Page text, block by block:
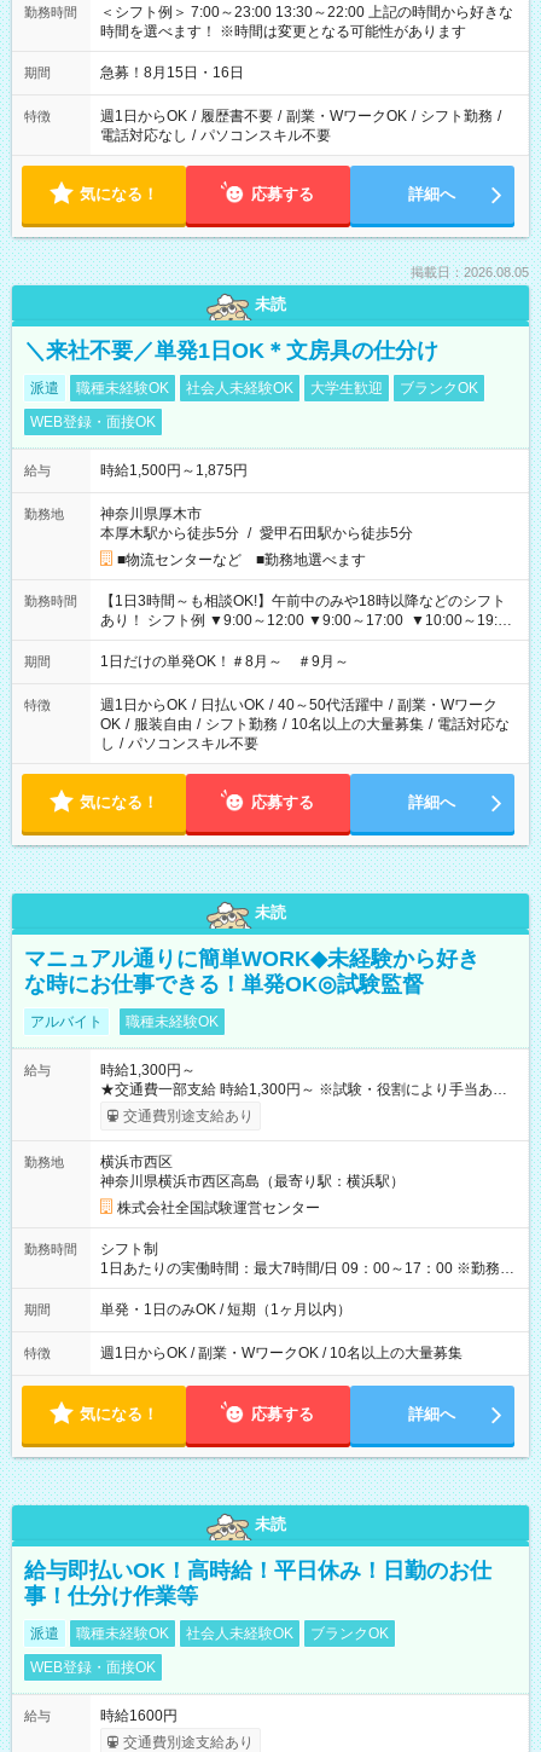
勤務時間
＜シフト例＞ 7:00～23:00 13:30～22:00 上記の時間から好きな
時間を選べます！ ※時間は変更となる可能性があります
期間 急募！8月15日・16日
特徴 週1日からOK / 履歴書不要 / 副業・WワークOK / シフト勤務 /
電話対応なし / パソコンスキル不要
気になる！ 応募する 詳細へ
掲載日：2026.08.05
未読
＼来社不要／単発1日OK＊文房具の仕分け
派遣 職種未経験OK 社会人未経験OK 大学生歓迎
ブランクOK
WEB登録・面接OK
給与 時給1,500円～1,875円
勤務地
神奈川県厚木市
本厚木駅から徒歩5分 / 愛甲石田駅から徒歩5分
■物流センターなど ■勤務地選べます
勤務時間
【1日3時間～も相談OK!】午前中のみや18時以降などのシフト
あり！ シフト例 ▼9:00～12:00 ▼9:00～17:00 ▼10:00～19:00
▼18:00～21:00
期間 1日だけの単発OK！＃8月～ ＃9月～
特徴 週1日からOK / 日払いOK / 40～50代活躍中 / 副業・Wワーク
OK / 服装自由 / シフト勤務 / 10名以上の大量募集 / 電話対応な
し / パソコンスキル不要
気になる！ 応募する 詳細へ
未読
マニュアル通りに簡単WORK◆未経験から好き
な時にお仕事できる！単発OK◎試験監督
アルバイト 職種未経験OK
給与
時給1,300円～
★交通費一部支給 時給1,300円～ ※試験・役割により手当あり
※勤務回数により昇給あり 【即給（前払い）オプションあ
り！】 希望される場合、勤務から1週間ほどで給与の一部を受け
例】 ・河合塾模擬試験 8:30～17:30（休憩1時間） 時給1,300円
×8時間＝日収10,400円＋交通費 ※当日の役割により時給＋100
円の場合あり ・国家試験 7:00～13:30（休憩なし） 時給1,300
円（役割手当＋100円）×6時間＝日収8,400円＋交通費 【試用期
間】試用期間なし
交通費別途支給あり
勤務地
横浜市西区
神奈川県横浜市西区高島（最寄り駅：横浜駅）
株式会社全国試験運営センター
勤務時間
シフト制
1日あたりの実働時間：最大7時間/日 09：00～17：00 ※勤務時
間は 試験により異なります。
期間 単発・1日のみOK / 短期（1ヶ月以内）
特徴 週1日からOK / 副業・WワークOK / 10名以上の大量募集
気になる！ 応募する 詳細へ
未読
給与即払いOK！高時給！平日休み！日勤のお仕
事！仕分け作業等
派遣 職種未経験OK 社会人未経験OK
ブランクOK
WEB登録・面接OK
給与
時給1600円
交通費別途支給あり